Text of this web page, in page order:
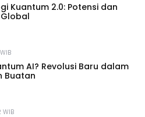
Kuantum 2.0: Potensi dan
AI? Revolusi Baru dalam
Buatan
WIB